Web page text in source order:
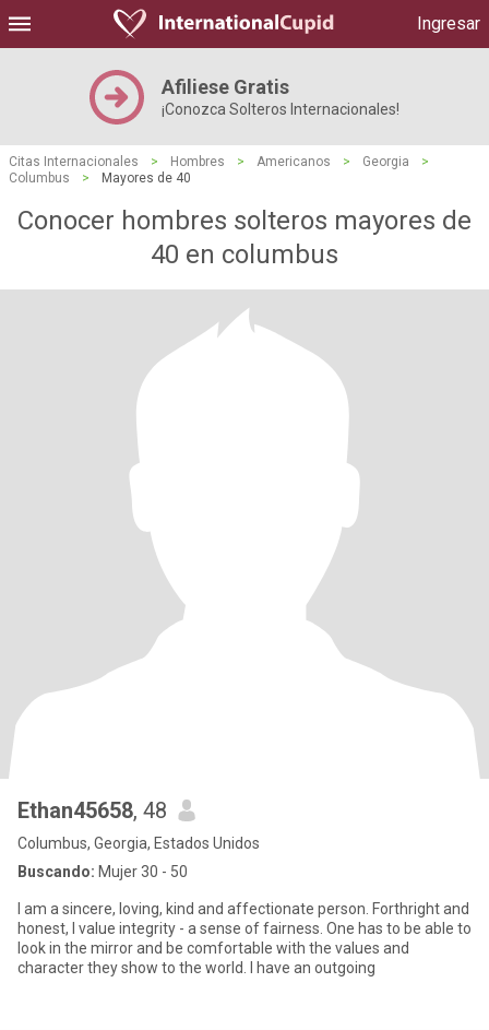
Ingresar
Afiliese Gratis
¡Conozca Solteros Internacionales!
Citas Internacionales > Hombres > Americanos > Georgia
>
Columbus
> Mayores de 40
Conocer hombres solteros mayores de
40 en columbus
Ethan45658, 48
Columbus, Georgia, Estados Unidos
Buscando: Mujer 30 - 50
I am a sincere, loving, kind and affectionate person. Forthright and
honest, I value integrity - a sense of fairness. One has to be able to
look in the mirror and be comfortable with the values and
character they show to the world. I have an outgoing